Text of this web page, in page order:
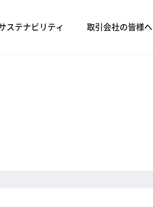
ステナビリティ 取引会社の皆様へ